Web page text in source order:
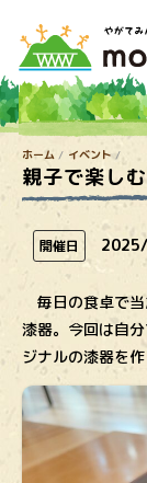
ホーム イベント
親子で楽し
開催日
毎日の食卓で当
漆器。今回は自
ジナルの漆器を作